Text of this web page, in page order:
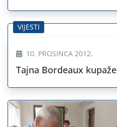
VIJESTI
10. PROSINCA 2012.
Tajna Bordeaux kupaže